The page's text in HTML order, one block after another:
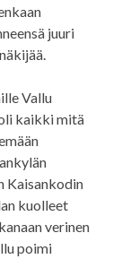
juuri
Vallu
kaikki mitä
Kaisankodin
kuolleet
verinen
poimi